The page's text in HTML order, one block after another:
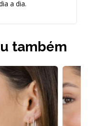
a dia.
também